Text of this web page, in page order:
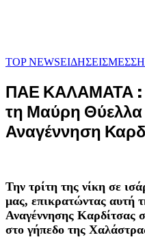
TOP NEWSΕΙΔΗΣΕΙΣ
ΠΑΕ ΚΑΛΑΜΑΤΑ :
τη Μαύρη
Αναγέννηση
Την τρίτη της νίκη σε
μας, επικρατώντας αυτή
Αναγέννησης Καρδίτσας
στο γήπεδο της